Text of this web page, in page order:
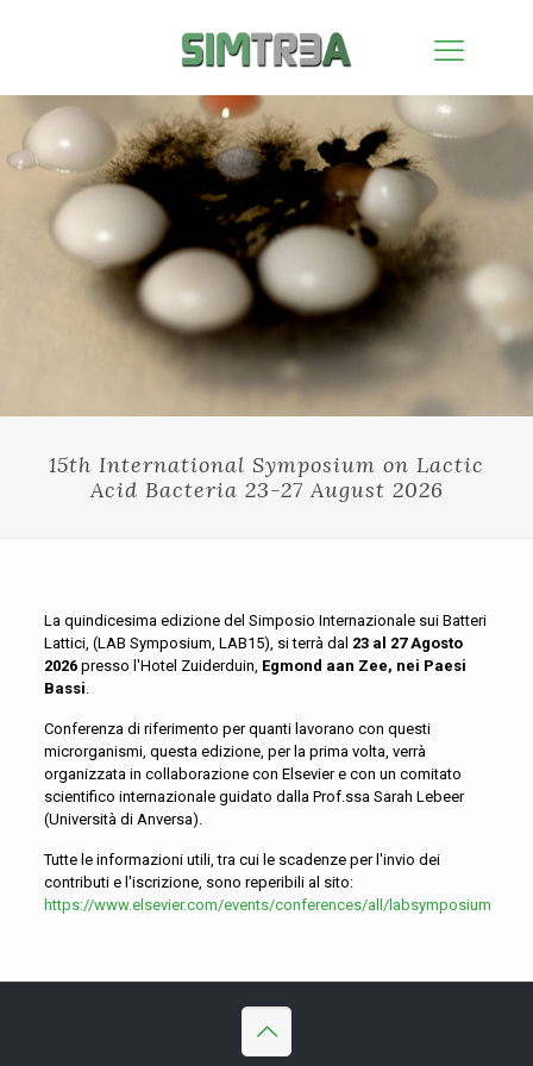
15th International Symposium on Lactic
Acid Bacteria 23-27 August 2026
La quindicesima edizione del Simposio Internazionale sui Batteri
Lattici, (LAB Symposium, LAB15), si terrà dal 23 al 27 Agosto
2026presso l'Hotel Zuiderduin, Egmond aan Zee, nei Paesi
Bassi.
Conferenza di riferimento per quanti lavorano con questi
microrganismi, questa edizione, per la prima volta, verrà
organizzata in collaborazione con Elsevier e con un comitato
scientifico internazionale guidato dalla Prof.ssa Sarah Lebeer
(Università di Anversa).
Tutte le informazioni utili, tra cui le scadenze per l'invio dei
contributi e l'iscrizione, sono reperibili al sito:
https://www.elsevier.com/events/conferences/all/labsymposium